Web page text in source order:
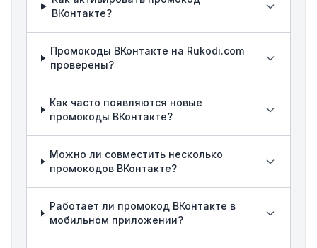
ВКонтакте?
Промокоды ВКонтакте на Rukodi.com
проверены?
Как часто появляются новые
промокоды ВКонтакте?
Можно ли совместить несколько
промокодов ВКонтакте?
Работает ли промокод ВКонтакте в
мобильном приложении?